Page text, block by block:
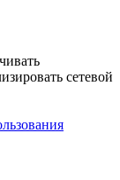
сетевой